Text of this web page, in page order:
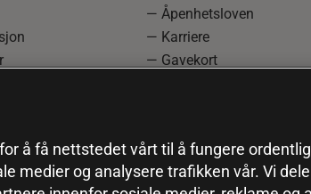
— Åpenhetsloven
— Karriere
— Gavekort
å få nettstedet vårt til å fungere
medier og analysere trafikken vår. Vi